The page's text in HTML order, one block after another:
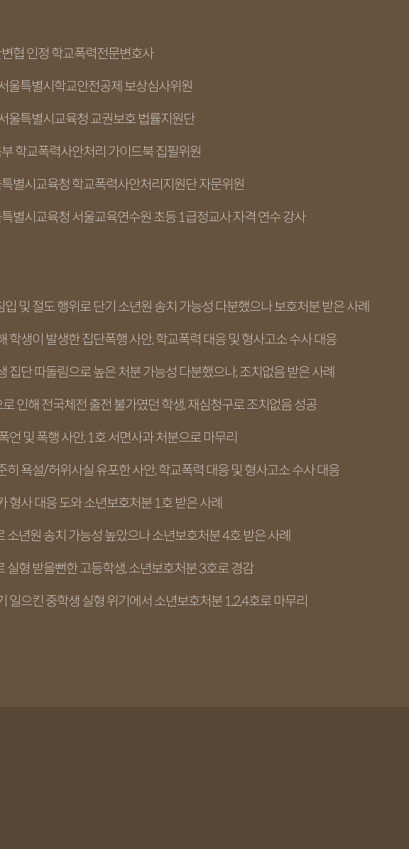
변협 인정 학교폭력전문변호사
울특별시학교안전공제 보상심사위원
울특별시교육청 교권보호 법률지원단
부 학교폭력사안처리 가이드북 집필위원
특별시교육청 학교폭력사안처리지원단 자문위원
특별시교육청 서울교육연수원 초등 1급정교사 자격 연수 강사
입 및 절도 행위로 단기 소년원 송치 가능성 다분했으나 보호처분 받은 사례
학생이 발생한 집단폭행 사안, 학교폭력 대응 및 형사고소 수사 대응
집단 따돌림으로 높은 처분 가능성 다분했으나, 조치없음 받은 사례
로 인해 전국체전 출전 불가였던 학생, 재심청구로 조치없음 성공
언 및 폭행 사안, 1호 서면사과 처분으로 마무리
히 욕설/허위사실 유포한 사안, 학교폭력 대응 및 형사고소 수사 대응
형사 대응 도와 소년보호처분 1호 받은 사례
소년원 송치 가능성 높았으나 소년보호처분 4호 받은 사례
실형 받을뻔한 고등학생, 소년보호처분 3호로 경감
일으킨 중학생 실형 위기에서 소년보호처분 1,2,4호로 마무리